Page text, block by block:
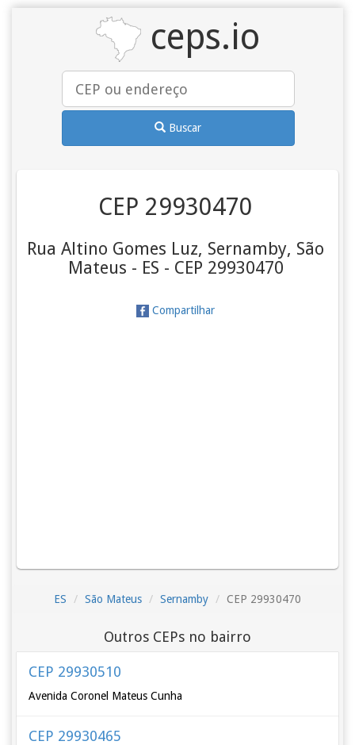
ceps.io
Buscar
CEP 29930470
Rua Altino Gomes Luz, Sernamby, São
Mateus - ES - CEP 29930470
Compartilhar
ES São Mateus Sernamby CEP 29930470
Outros CEPs no bairro
CEP 29930510
Avenida Coronel Mateus Cunha
CEP 29930465